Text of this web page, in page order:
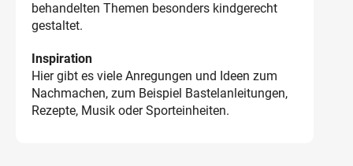
behandelten Themen besonders kindgerecht
gestaltet.
Inspiration
Hier gibt es viele Anregungen und Ideen zum
Nachmachen, zum Beispiel Bastelanleitungen,
Rezepte, Musik oder Sporteinheiten.